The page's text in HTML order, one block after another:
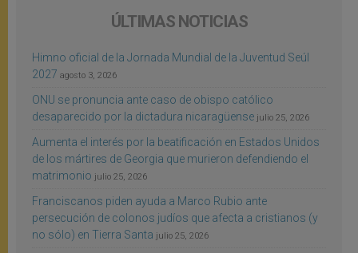
ÚLTIMAS NOTICIAS
Himno oficial de la Jornada Mundial de la Juventud Seúl
2027 agosto 3, 2026
ONU se pronuncia ante caso de obispo católico
desaparecido por la dictadura nicaragüense julio 25, 2026
Aumenta el interés por la beatificación en Estados Unidos
de los mártires de Georgia que murieron defendiendo el
matrimonio julio 25, 2026
Franciscanos piden ayuda a Marco Rubio ante
persecución de colonos judíos que afecta a cristianos (y
no sólo) en Tierra Santa julio 25, 2026